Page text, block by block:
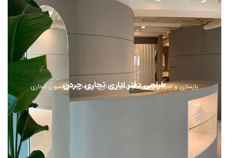
بازسازی و اجرا طراحی دکوراسیون اداری طراحی دکوراسیون تجاریطراحی دفتر اداری تجاری جردن